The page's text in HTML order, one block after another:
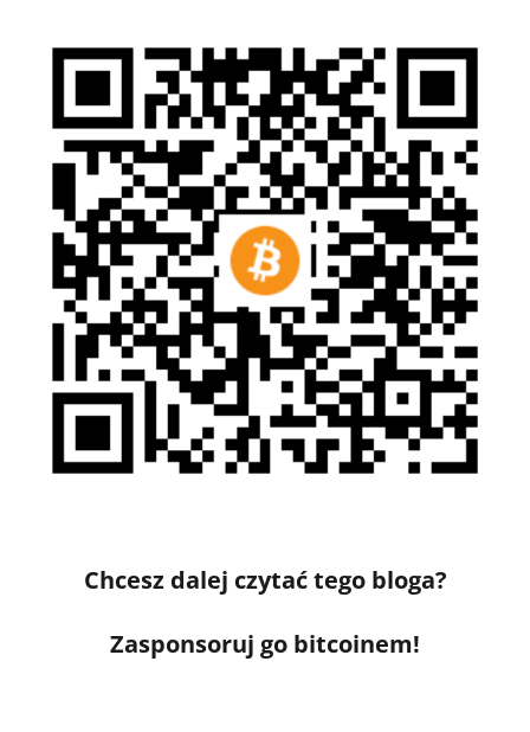
Chcesz dalej czytać tego bloga?
Zasponsoruj go bitcoinem!